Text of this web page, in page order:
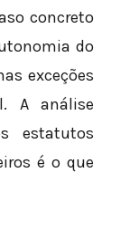
concreto
do
exceções
A análise
estatutos
é o que